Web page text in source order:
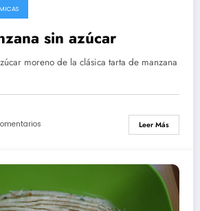
sin azúcar
moreno de la clásica tarta de manzana
Leer Más